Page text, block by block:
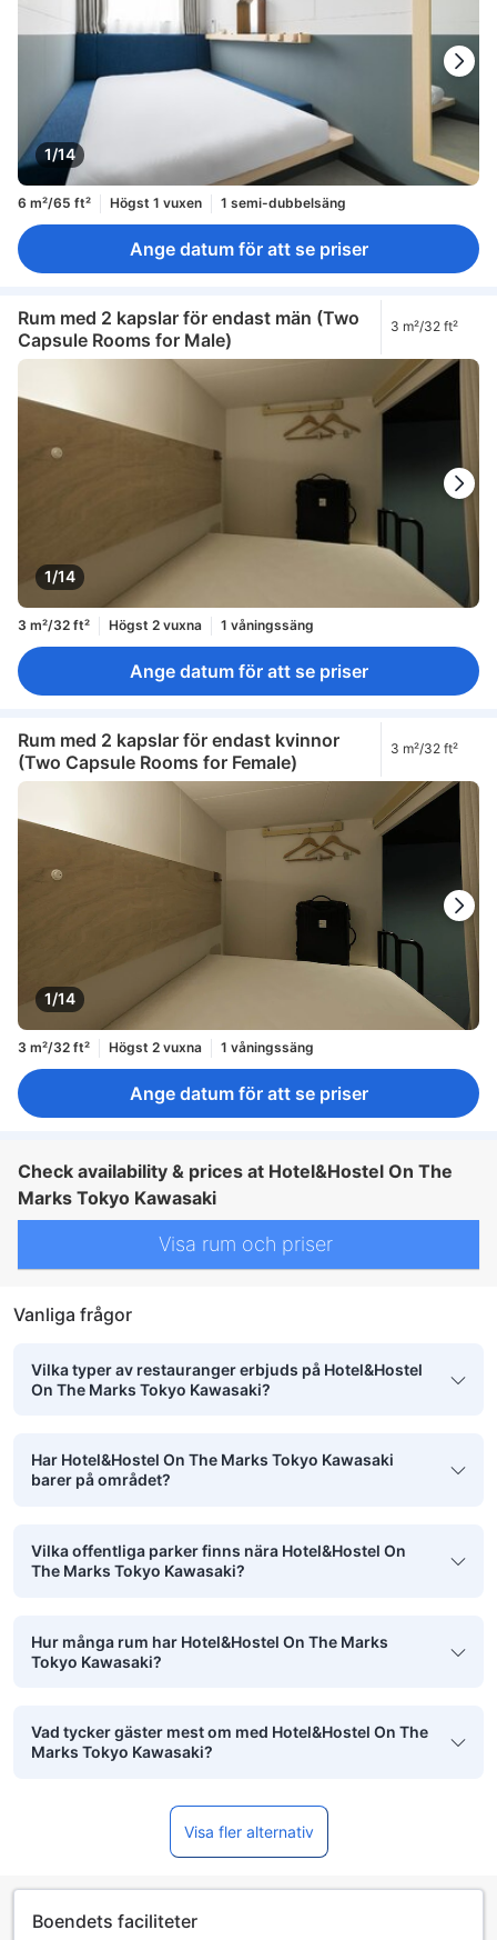
1/14
6 m²/65 ft² Högst 1 vuxen 1 semi-dubbelsäng
Ange datum för att se priser
Rum med 2 kapslar för endast män (Two
Capsule Rooms for Male)
3 m²/32 ft²
1/14
3 m²/32 ft² Högst 2 vuxna 1 våningssäng
Ange datum för att se priser
Rum med 2 kapslar för endast kvinnor
(Two Capsule Rooms for Female)
3 m²/32 ft²
1/14
3 m²/32 ft² Högst 2 vuxna 1 våningssäng
Ange datum för att se priser
Check availability & prices at Hotel&Hostel On The
Marks Tokyo Kawasaki
Visa rum och priser
Vanliga frågor
Vilka typer av restauranger erbjuds på Hotel&Hostel
On The Marks Tokyo Kawasaki?
Har Hotel&Hostel On The Marks Tokyo Kawasaki
barer på området?
Vilka offentliga parker finns nära Hotel&Hostel On
The Marks Tokyo Kawasaki?
Hur många rum har Hotel&Hostel On The Marks
Tokyo Kawasaki?
Vad tycker gäster mest om med Hotel&Hostel On The
Marks Tokyo Kawasaki?
Visa fler alternativ
Boendets faciliteter